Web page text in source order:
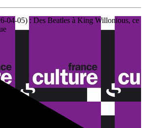
04-05) : Des Beatles à King Willonious, ce